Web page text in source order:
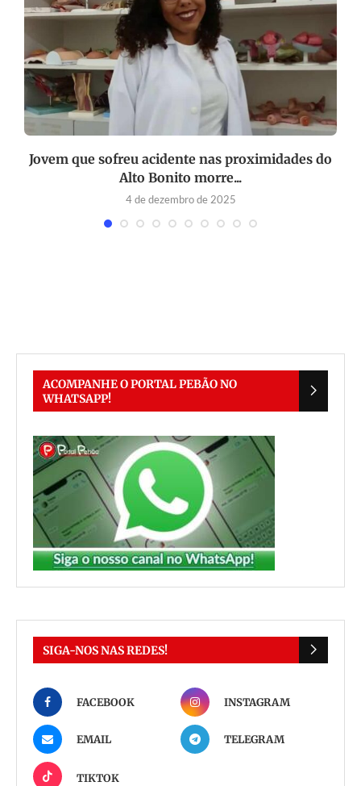
Jovem que sofreu acidente nas proximidades do
Alto Bonito morre...
4 de dezembro de 2025
ACOMPANHE O PORTAL PEBÃO NO
WHATSAPP!
SIGA-NOS NAS REDES!
FACEBOOK INSTAGRAM
EMAIL TELEGRAM
TIKTOK